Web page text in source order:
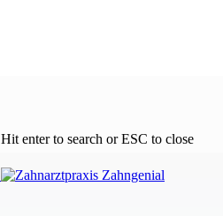
Hit enter to search or ESC to close